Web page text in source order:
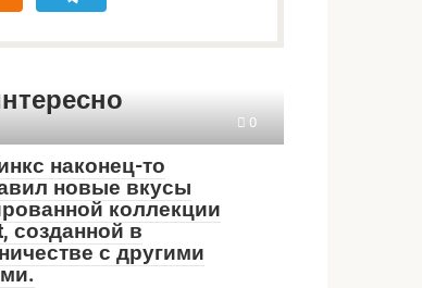
0
наконец-то
новые вкусы
коллекции
созданной в
с другими